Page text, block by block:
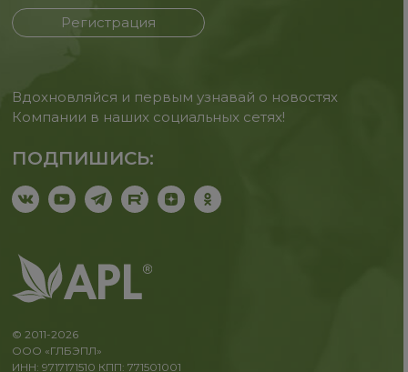
Регистрация
Вдохновляйся и первым узнавай о новостях
Компании в наших социальных сетях!
ПОДПИШИСЬ:
© 2011-2026
ООО «ГЛБЭПЛ»
ИНН: 9717171510 КПП: 771501001